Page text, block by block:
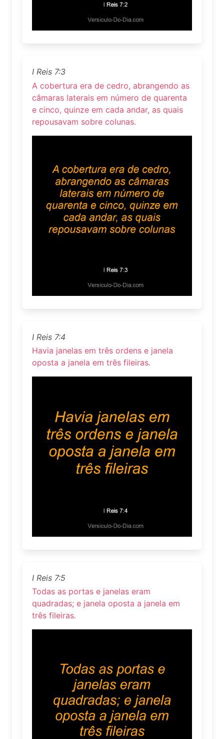
I Reis 7:3
A cobertura era de cedro, abrangendo as
câmaras laterais em número de quarenta
e cinco, quinze em cada andar, as quais
repousavam sobre colunas.
I Reis 7:4
Havia janelas em três ordens e janela
oposta a janela em três fileiras.
I Reis 7:5
Todas as portas e janelas eram
quadradas; e janela oposta a janela em
três fileiras.